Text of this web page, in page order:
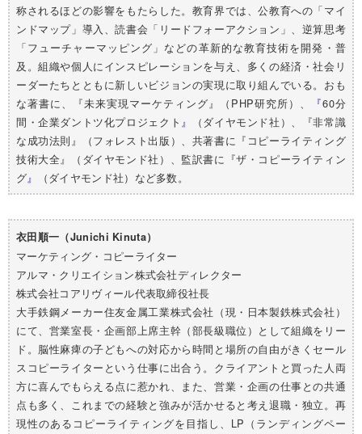
称されるほどの影響をもたらした。教育界では、公教育への「マイ
ンドマップ」導入、読書会「リードフォーアクション」、逆算思考
「フューチャーマッピング」などの革新的な教育技術を開発・普
及。組織や個人にインスピレーションを与え、多くの経済・社会リ
ーダーたちとともに新しいビジョンの実現に取り組んでいる。おも
な著書に、『未来実現マーケティング』（PHP研究所）、
『60分
間・企業ダントツ化プロジェクト 』
（ダイヤモンド社）、『非常識
な成功法則』（フォレスト出版）、共著書に『コピーライティング
技術大全』（ダイヤモンド社）、監訳書に『ザ・コピーライティン
グ』 （ダイヤモンド社）など多数。
衣田順一（Junichi Kinuta）
マーケティング・コピーライター
アルマ・クリエイション株式会社ディレクター
株式会社コアリヴィール代表取締役社長
大手鉄鋼メーカー住友金属工業株式会社（現・日本製鉄株式会社）
にて、営業室長・企画部上席主幹（部長級職位）として組織をリー
ド。脳性麻痺の子どもへの対応から時間と場所の自由がきくセール
スコピーライターという仕事に出合う。クライアントと買った人両
方に喜んでもらえる点に惹かれ、また、営業・企画の仕事との共通
点も多く、これまでの経験と強みが活かせると考え退職・独立。再
現性のあるコピーライティングを目指し、LP（ランディングペー